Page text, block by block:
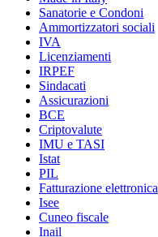
Sanatorie e Condoni
Ammortizzatori sociali
IVA
Licenziamenti
IRPEF
Sindacati
Assicurazioni
BCE
Criptovalute
IMU e TASI
Istat
PIL
Fatturazione elettronica
Isee
Cuneo fiscale
Inail